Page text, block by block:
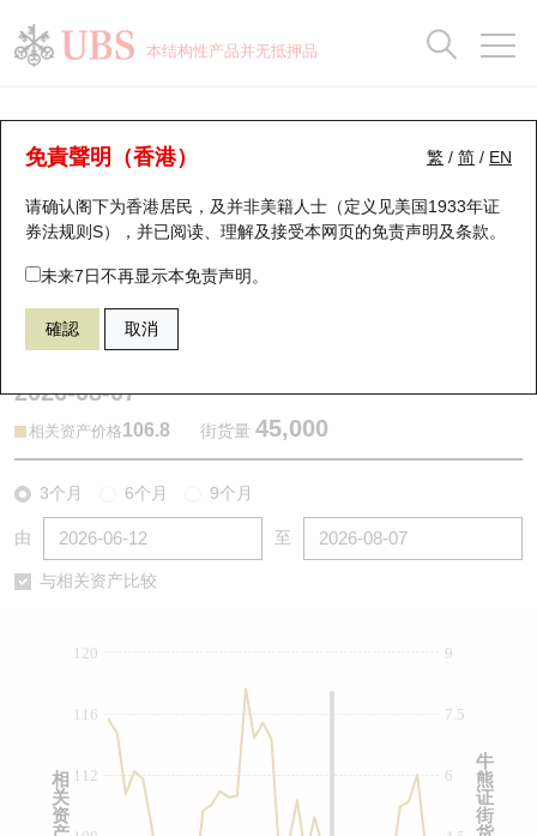
本结构性产品并无抵押品
繁 / 简 / EN
免責聲明（香港）
请确认阁下为香港居民，及并非美籍人士（定义见美国1933年证
券法规则S），并已阅读、理解及接受本网页的免责声明及条款。
未来7日不再显示本免责声明。
確認 取消
牛熊证分析仪
表现 街货统计 比较
56478 瑞银熊证 9888 百度股份有限公司
2026-08-07
相关资产价格106.8 街货量 45,000
3个月 6个月 9个月
由 至
与相关资产比较
6
7.5
9
112
116
120
牛
熊
证
街
相
关
资
瑞银认股证一览
新发行瑞银认股证
即将到期认股证
认股证到期结算价查找
认股证分析仪
认股证/牛熊证日志
街货统计
比较
牛熊全景快搜
牛熊证搜寻
牛熊证街货分布图
正股牛熊证列表
新发行瑞银牛熊证
牛熊证到期结算价查找
牛熊证文件及公告
牛熊证文件及公告 (瑞信)
街货统计
比较
十大升幅/跌幅
十大认股证成交分布
十天股证占大市成交
资金流
街货统计
正股分析仪
二十大活跃股份
恒指成份股
国指成份股
科指成份股
中资ETFs溢价比较
收市竞价变化
持股比重
显示所有持股比重
每月轮证大市专题
轮证专栏
讲座及教育短片
认股证投资者教育
牛熊证投资者教育